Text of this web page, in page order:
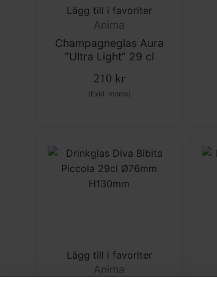
Lägg till i favoriter
Anima
Champagneglas Aura
”Ultra Light” 29 cl
210 kr
(Exkl. moms)
Lägg till i favoriter
Anima